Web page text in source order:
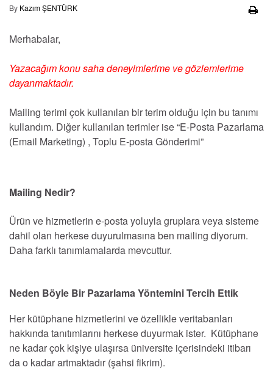
By Kazım ŞENTÜRK
Merhabalar,
Yazacağım konu saha deneyimlerime ve gözlemlerime
dayanmaktadır.
Mailing terimi çok kullanılan bir terim olduğu için bu tanımı
kullandım. Diğer kullanılan terimler ise “E-Posta Pazarlama
(Email Marketing) , Toplu E-posta Gönderimi”
Mailing Nedir?
Ürün ve hizmetlerin e-posta yoluyla gruplara veya sisteme
dahil olan herkese duyurulmasına ben mailing diyorum.
Daha farklı tanımlamalarda mevcuttur.
Neden Böyle Bir Pazarlama Yöntemini Tercih Ettik
Her kütüphane hizmetlerini ve özellikle veritabanları
hakkında tanıtımlarını herkese duyurmak ister. Kütüphane
ne kadar çok kişiye ulaşırsa üniversite içerisindeki itibarı
da o kadar artmaktadır (şahsi fikrim).